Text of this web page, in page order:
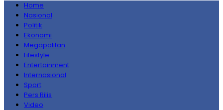
Home
Nasional
Politik
Ekonomi
Megapolitan
Lifestyle
Entertainment
Internasional
Sport
Pers Rilis
Video